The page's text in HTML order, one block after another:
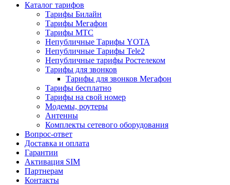
Каталог тарифов
Тарифы Билайн
Тарифы Мегафон
Тарифы МТС
Непубличные Тарифы YOTA
Непубличные Тарифы Tele2
Непубличные тарифы Ростелеком
Тарифы для звонков
Тарифы для звонков Мегафон
Тарифы бесплатно
Тарифы на свой номер
Модемы, роутеры
Антенны
Комплекты сетевого оборудования
Вопрос-ответ
Доставка и оплата
Гарантии
Активация SIM
Партнерам
Контакты